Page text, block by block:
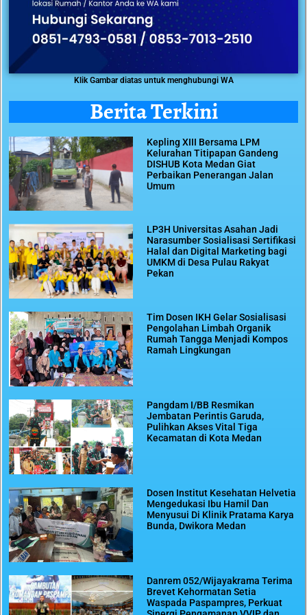
Klik Gambar diatas untuk menghubungi WA
Berita Terkini
Kepling XIII Bersama LPM
Kelurahan Titipapan Gandeng
DISHUB Kota Medan Giat
Perbaikan Penerangan Jalan
Umum
LP3H Universitas Asahan Jadi
Narasumber Sosialisasi Sertifikasi
Halal dan Digital Marketing bagi
UMKM di Desa Pulau Rakyat
Pekan
Tim Dosen IKH Gelar Sosialisasi
Pengolahan Limbah Organik
Rumah Tangga Menjadi Kompos
Ramah Lingkungan
Pangdam I/BB Resmikan
Jembatan Perintis Garuda,
Pulihkan Akses Vital Tiga
Kecamatan di Kota Medan
Dosen Institut Kesehatan Helvetia
Mengedukasi Ibu Hamil Dan
Menyusui Di Klinik Pratama Karya
Bunda, Dwikora Medan
Danrem 052/Wijayakrama Terima
Brevet Kehormatan Setia
Waspada Paspampres, Perkuat